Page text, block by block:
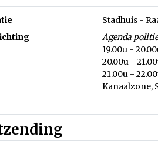
Stadhuis -
Agenda
19.00u -
20.00u -
21.00u -
Kanaalzone,